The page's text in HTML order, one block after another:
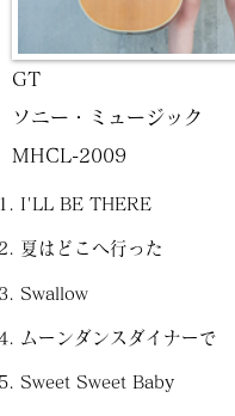
I'LL BE THERE
夏はどこへ行った
Swallow
ムーンダンスダイナーで
Sweet Sweet Baby
GT
ソニー・ミュージック
MHCL-2009